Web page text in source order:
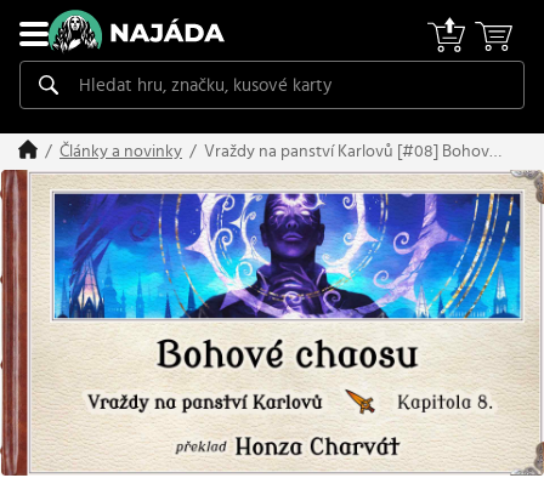
Články a novinky
Vraždy na panství Karlovů [#08] Bohové
chaosu